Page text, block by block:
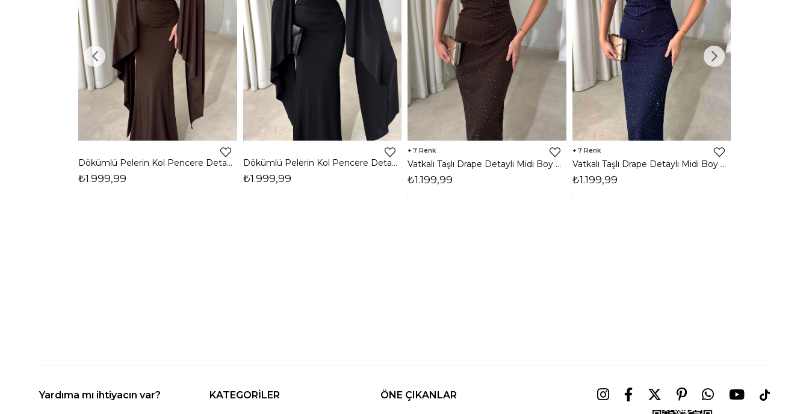
Dökümlü Pelerin Kol Pencere Detaylı Maxi Kahverengi Arlev Kadın Elbise 26Y511
₺1.999,99
Dökümlü Pelerin Kol Pencere Detaylı Maxi Siyah Arlev Kadın Elbise 26Y511
₺1.999,99
7
Vatkalı Taşlı Drape Detaylı Midi Boy Kahverengi Jesep Kadın Elbise 26Y282
₺1.199,99
7
Vatkalı Taşlı Drape Detaylı Midi Boy Lacivert Jesep Kadın Elbise 26Y282
₺1.199,99
Yardıma mı ihtiyacın var? KATEGORİLER ÖNE ÇIKANLAR